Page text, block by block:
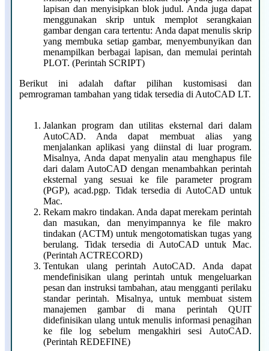
lapisan dan menyisipkan blok judul. Anda juga dapat
menggunakan skrip untuk memplot serangkaian
gambar dengan cara tertentu: Anda dapat menulis skrip
yang membuka setiap gambar, menyembunyikan dan
menampilkan berbagai lapisan, dan memulai perintah
PLOT. (Perintah SCRIPT)
Berikut ini adalah daftar pilihan kustomisasi dan
pemrograman tambahan yang tidak tersedia di AutoCAD LT.
Jalankan program dan utilitas eksternal dari dalam
AutoCAD. Anda dapat membuat alias yang
menjalankan aplikasi yang diinstal di luar program.
Misalnya, Anda dapat menyalin atau menghapus file
dari dalam AutoCAD dengan menambahkan perintah
eksternal yang sesuai ke file parameter program
(PGP), acad.pgp. Tidak tersedia di AutoCAD untuk
Mac.
Rekam makro tindakan. Anda dapat merekam perintah
dan masukan, dan menyimpannya ke file makro
tindakan (ACTM) untuk mengotomatiskan tugas yang
berulang. Tidak tersedia di AutoCAD untuk Mac.
(Perintah ACTRECORD)
Tentukan ulang perintah AutoCAD. Anda dapat
mendefinisikan ulang perintah untuk mengeluarkan
pesan dan instruksi tambahan, atau mengganti perilaku
standar perintah. Misalnya, untuk membuat sistem
manajemen gambar di mana perintah QUIT
didefinisikan ulang untuk menulis informasi penagihan
ke file log sebelum mengakhiri sesi AutoCAD.
(Perintah REDEFINE)